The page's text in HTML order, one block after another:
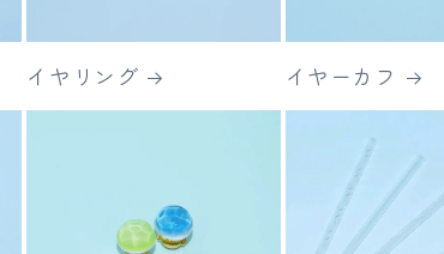
イヤリング イヤーカフ